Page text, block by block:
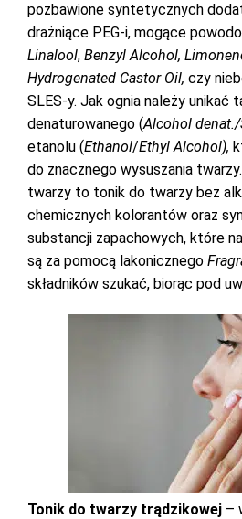
pozbawione syntetycznych
drażniące PEG-i, mogące
Linalool, Benzyl Alcohol,
Hydrogenated Castor Oil, czy
SLES-y. Jak ognia należy unikać
denaturowanego (Alcohol
etanolu (Ethanol/Ethyl Alcohol),
do znacznego wysuszania
twarzy to tonik do twarzy bez
chemicznych kolorantów oraz
substancji zapachowych, które
są za pomocą lakonicznego
składników szukać, biorąc pod
Tonik do twarzy trądzikowej –